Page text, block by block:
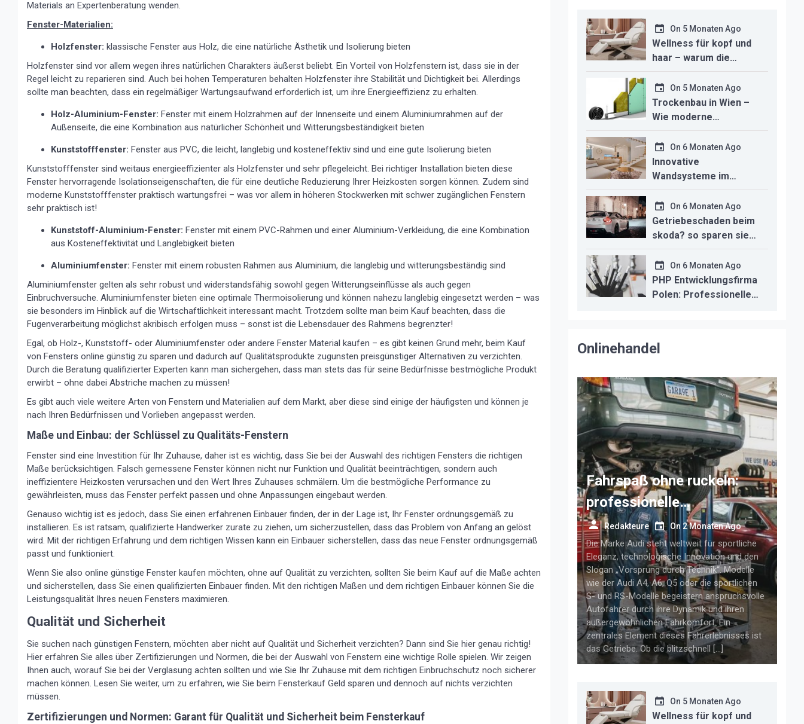
Materials an Expertenberatung wenden.
Fenster-Materialien:
Holzfenster: klassische Fenster aus Holz, die eine natürliche Ästhetik und Isolierung bieten
Holzfenster sind vor allem wegen ihres natürlichen Charakters äußerst beliebt. Ein Vorteil von Holzfenstern ist, dass sie in der
Regel leicht zu reparieren sind. Auch bei hohen Temperaturen behalten Holzfenster ihre Stabilität und Dichtigkeit bei. Allerdings
sollte man beachten, dass ein regelmäßiger Wartungsaufwand erforderlich ist, um ihre Energieeffizienz zu erhalten.
Holz-Aluminium-Fenster: Fenster mit einem Holzrahmen auf der Innenseite und einem Aluminiumrahmen auf der
Außenseite, die eine Kombination aus natürlicher Schönheit und Witterungsbeständigkeit bieten
Kunststofffenster: Fenster aus PVC, die leicht, langlebig und kosteneffektiv sind und eine gute Isolierung bieten
Kunststofffenster sind weitaus energieeffizienter als Holzfenster und sehr pflegeleicht. Bei richtiger Installation bieten diese
Fenster hervorragende Isolationseigenschaften, die für eine deutliche Reduzierung Ihrer Heizkosten sorgen können. Zudem sind
moderne Kunststofffenster praktisch wartungsfrei – was vor allem in höheren Stockwerken mit schwer zugänglichen Fenstern
sehr praktisch ist!
Kunststoff-Aluminium-Fenster: Fenster mit einem PVC-Rahmen und einer Aluminium-Verkleidung, die eine Kombination
aus Kosteneffektivität und Langlebigkeit bieten
Aluminiumfenster: Fenster mit einem robusten Rahmen aus Aluminium, die langlebig und witterungsbeständig sind
Aluminiumfenster gelten als sehr robust und widerstandsfähig sowohl gegen Witterungseinflüsse als auch gegen
Einbruchversuche. Aluminiumfenster bieten eine optimale Thermoisolierung und können nahezu langlebig eingesetzt werden – was
sie besonders im Hinblick auf die Wirtschaftlichkeit interessant macht. Trotzdem sollte man beim Kauf beachten, dass die
Fugenverarbeitung möglichst akribisch erfolgen muss – sonst ist die Lebensdauer des Rahmens begrenzter!
Egal, ob Holz-, Kunststoff- oder Aluminiumfenster oder andere Fenster Material kaufen – es gibt keinen Grund mehr, beim Kauf
von Fensters online günstig zu sparen und dadurch auf Qualitätsprodukte zugunsten preisgünstiger Alternativen zu verzichten.
Durch die Beratung qualifizierter Experten kann man sichergehen, dass man stets das für seine Bedürfnisse bestmögliche Produkt
erwirbt – ohne dabei Abstriche machen zu müssen!
Es gibt auch viele weitere Arten von Fenstern und Materialien auf dem Markt, aber diese sind einige der häufigsten und können je
nach Ihren Bedürfnissen und Vorlieben angepasst werden.
Maße und Einbau: der Schlüssel zu Qualitäts-Fenstern
Fenster sind eine Investition für Ihr Zuhause, daher ist es wichtig, dass Sie bei der Auswahl des richtigen Fensters die richtigen
Maße berücksichtigen. Falsch gemessene Fenster können nicht nur Funktion und Qualität beeinträchtigen, sondern auch
ineffizientere Heizkosten verursachen und den Wert Ihres Zuhauses schmälern. Um die bestmögliche Performance zu
gewährleisten, muss das Fenster perfekt passen und ohne Anpassungen eingebaut werden.
Genauso wichtig ist es jedoch, dass Sie einen erfahrenen Einbauer finden, der in der Lage ist, Ihr Fenster ordnungsgemäß zu
installieren. Es ist ratsam, qualifizierte Handwerker zurate zu ziehen, um sicherzustellen, dass das Problem von Anfang an gelöst
wird. Mit der richtigen Erfahrung und dem richtigen Wissen kann ein Einbauer sicherstellen, dass das neue Fenster ordnungsgemäß
passt und funktioniert.
Wenn Sie also online günstige Fenster kaufen möchten, ohne auf Qualität zu verzichten, sollten Sie beim Kauf auf die Maße achten
und sicherstellen, dass Sie einen qualifizierten Einbauer finden. Mit den richtigen Maßen und dem richtigen Einbauer können Sie die
Leistungsqualität Ihres neuen Fensters maximieren.
Qualität und Sicherheit
Sie suchen nach günstigen Fenstern, möchten aber nicht auf Qualität und Sicherheit verzichten? Dann sind Sie hier genau richtig!
Hier erfahren Sie alles über Zertifizierungen und Normen, die bei der Auswahl von Fenstern eine wichtige Rolle spielen. Wir zeigen
Ihnen auch, worauf Sie bei der Verglasung achten sollten und wie Sie Ihr Zuhause mit dem richtigen Einbruchschutz noch sicherer
machen können. Lesen Sie weiter, um zu erfahren, wie Sie beim Fensterkauf Geld sparen und dennoch auf nichts verzichten
müssen.
Zertifizierungen und Normen: Garant für Qualität und Sicherheit beim Fensterkauf
On 5 Monaten Ago
Wellness für kopf und
haar – warum die
richtige headspa-liege
den unterschied für ihr
studio macht
On 5 Monaten Ago
Trockenbau in Wien –
Wie moderne
Technologien den
Innenausbau
revolutionieren
On 6 Monaten Ago
Innovative
Wandsysteme im
Trockenbau –
Funktionalität trifft
modernes Design
On 6 Monaten Ago
Getriebeschaden beim
skoda? so sparen sie
kosten durch
professionelle
instandsetzung
On 6 Monaten Ago
PHP Entwicklungsfirma
Polen: Professionelle
Onlinehandel
Fahrspaß ohne ruckeln:
professionelle
getriebelösungen für
anspruchsvolle audi-fahrer
Redakteure On 2 Monaten Ago
Die Marke Audi steht weltweit für sportliche
Eleganz, technologische Innovation und den
Slogan „Vorsprung durch Technik“. Modelle
wie der Audi A4, A6, Q5 oder die sportlichen
S- und RS-Modelle begeistern anspruchsvolle
Autofahrer durch ihre Dynamik und ihren
außergewöhnlichen Fahrkomfort. Ein
zentrales Element dieses Fahrerlebnisses ist
das Getriebe. Ob die blitzschnell […]
On 5 Monaten Ago
Wellness für kopf und